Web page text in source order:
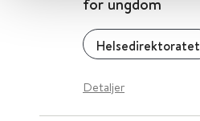
Helsedirektoratet
Detaljer